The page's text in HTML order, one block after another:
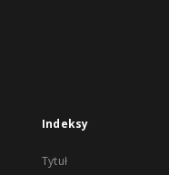
Indeksy
Tytuł